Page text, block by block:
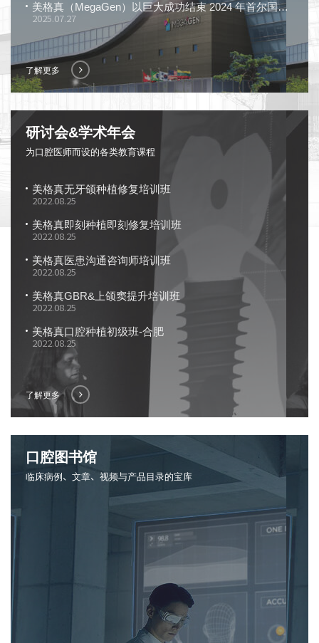
了解更多
美格真（MegaGen）以巨大成功结束 2024 年首尔国际牙科展览会（SIDEX），展示 “令人惊叹的解决方案”
2025.07.27
研讨会&学术年会
为口腔医师而设的各类教育课程
了解更多
美格真无牙颌种植修复培训班
2022.08.25
美格真即刻种植即刻修复培训班
2022.08.25
美格真医患沟通咨询师培训班
2022.08.25
美格真GBR&上颌窦提升培训班
2022.08.25
美格真口腔种植初级班-合肥
2022.08.25
口腔图书馆
临床病例、文章、视频与产品目录的宝库